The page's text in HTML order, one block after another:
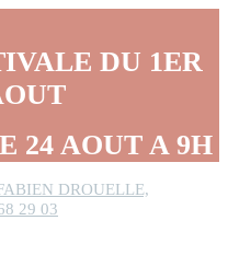
DU 1ER
24 AOUT A 9H
DROUELLE,
29 03